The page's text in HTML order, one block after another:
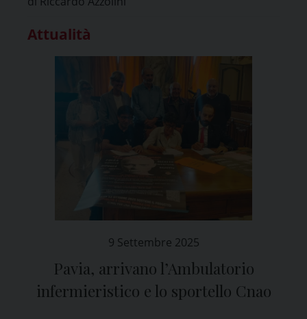
Attualità
9 Settembre 2025
Pavia, arrivano l’Ambulatorio
infermieristico e lo sportello Cnao